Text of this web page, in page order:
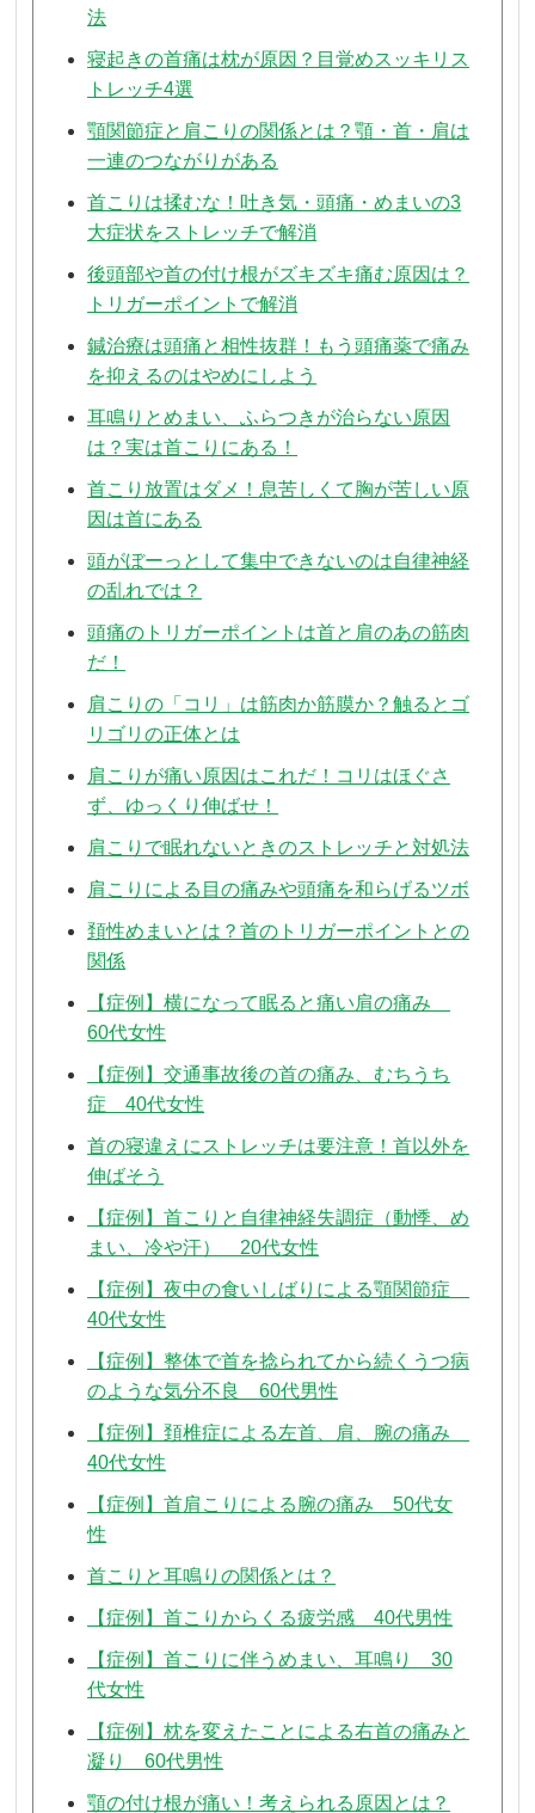
法
寝起きの首痛は枕が原因？目覚めスッキリス
トレッチ4選
顎関節症と肩こりの関係とは？顎・首・肩は
一連のつながりがある
首こりは揉むな！吐き気・頭痛・めまいの3
大症状をストレッチで解消
後頭部や首の付け根がズキズキ痛む原因は？
トリガーポイントで解消
鍼治療は頭痛と相性抜群！もう頭痛薬で痛み
を抑えるのはやめにしよう
耳鳴りとめまい、ふらつきが治らない原因
は？実は首こりにある！
首こり放置はダメ！息苦しくて胸が苦しい原
因は首にある
頭がぼーっとして集中できないのは自律神経
の乱れでは？
頭痛のトリガーポイントは首と肩のあの筋肉
だ！
肩こりの「コリ」は筋肉か筋膜か？触るとゴ
リゴリの正体とは
肩こりが痛い原因はこれだ！コリはほぐさ
ず、ゆっくり伸ばせ！
肩こりで眠れないときのストレッチと対処法
肩こりによる目の痛みや頭痛を和らげるツボ
頚性めまいとは？首のトリガーポイントとの
関係
【症例】横になって眠ると痛い肩の痛み
60代女性
【症例】交通事故後の首の痛み、むちうち
症 40代女性
首の寝違えにストレッチは要注意！首以外を
伸ばそう
【症例】首こりと自律神経失調症（動悸、め
まい、冷や汗） 20代女性
【症例】夜中の食いしばりによる顎関節症
40代女性
【症例】整体で首を捻られてから続くうつ病
のような気分不良 60代男性
【症例】頚椎症による左首、肩、腕の痛み
40代女性
【症例】首肩こりによる腕の痛み 50代女
性
首こりと耳鳴りの関係とは？
【症例】首こりからくる疲労感 40代男性
【症例】首こりに伴うめまい、耳鳴り 30
代女性
【症例】枕を変えたことによる右首の痛みと
凝り 60代男性
顎の付け根が痛い！考えられる原因とは？